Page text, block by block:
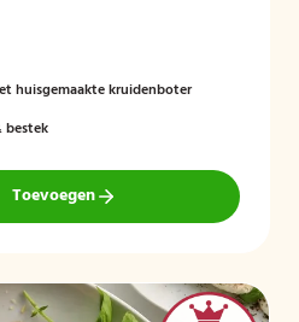
huisgemaakte kruidenboter
bestek
Toevoegen